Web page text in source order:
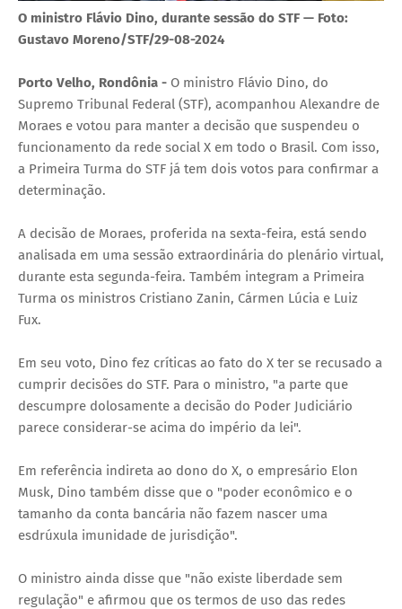
O ministro Flávio Dino, durante sessão do STF — Foto:
Gustavo Moreno/STF/29-08-2024
Porto Velho, Rondônia - O ministro Flávio Dino, do
Supremo Tribunal Federal (STF), acompanhou Alexandre de
Moraes e votou para manter a decisão que suspendeu o
funcionamento da rede social X em todo o Brasil. Com isso,
a Primeira Turma do STF já tem dois votos para confirmar a
determinação.
A decisão de Moraes, proferida na sexta-feira, está sendo
analisada em uma sessão extraordinária do plenário virtual,
durante esta segunda-feira. Também integram a Primeira
Turma os ministros Cristiano Zanin, Cármen Lúcia e Luiz
Fux.
Em seu voto, Dino fez críticas ao fato do X ter se recusado a
cumprir decisões do STF. Para o ministro, "a parte que
descumpre dolosamente a decisão do Poder Judiciário
parece considerar-se acima do império da lei".
Em referência indireta ao dono do X, o empresário Elon
Musk, Dino também disse que o "poder econômico e o
tamanho da conta bancária não fazem nascer uma
esdrúxula imunidade de jurisdição".
O ministro ainda disse que "não existe liberdade sem
regulação" e afirmou que os termos de uso das redes